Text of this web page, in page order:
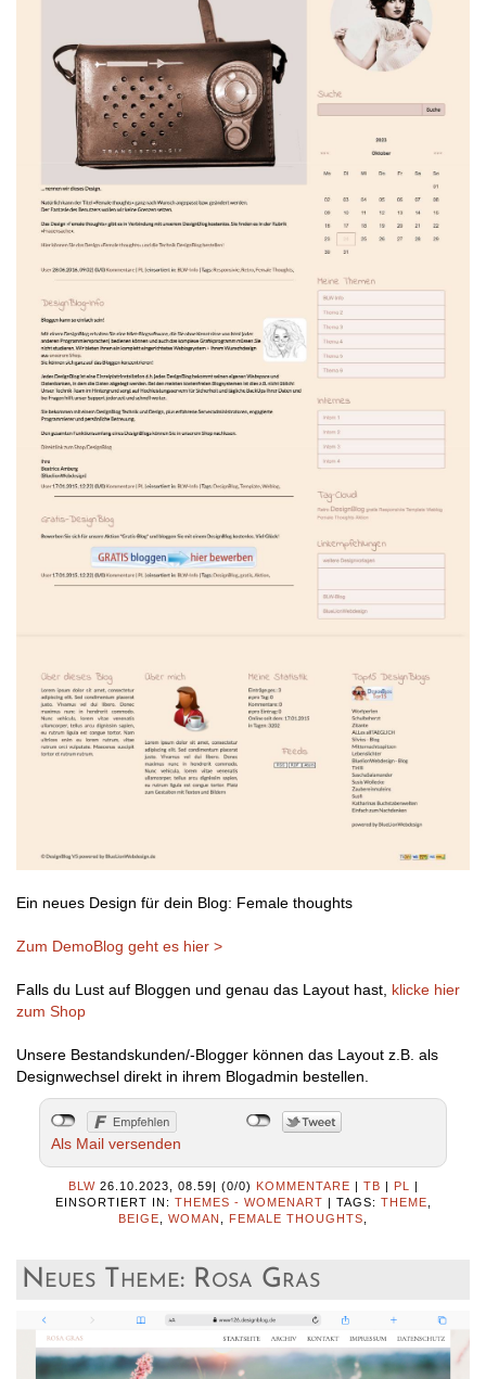
Ein neues Design für dein Blog: Female thoughts
Zum DemoBlog geht es hier >
Falls du Lust auf Bloggen und genau das Layout hast, klicke hier
zum Shop
Unsere Bestandskunden/-Blogger können das Layout z.B. als
Designwechsel direkt in ihrem Blogadmin bestellen.
Als Mail versenden
BLW 26.10.2023, 08.59| (0/0) KOMMENTARE | TB | PL
|
EINSORTIERT IN: THEMES - WOMENART | TAGS: THEME
BEIGE
WOMAN FEMALE THOUGHTS
Neues Theme: Rosa Gras